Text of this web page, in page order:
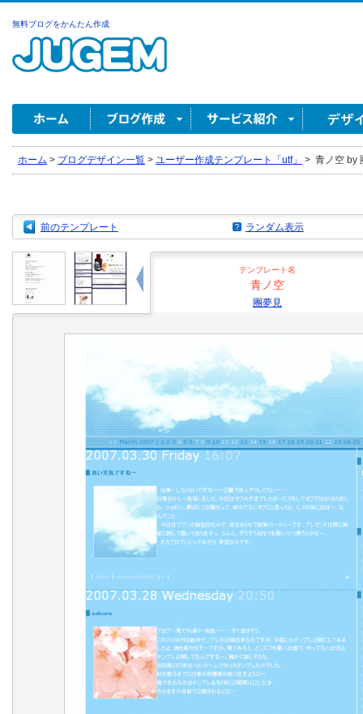
無料ブログをかんたん作成
ホーム > ブログデザイン一覧 > ユーザー作成テンプレート「utf」 > 青ノ空 by
前のテンプレート ランダム表示
テンプレート名
青ノ空
團夢見